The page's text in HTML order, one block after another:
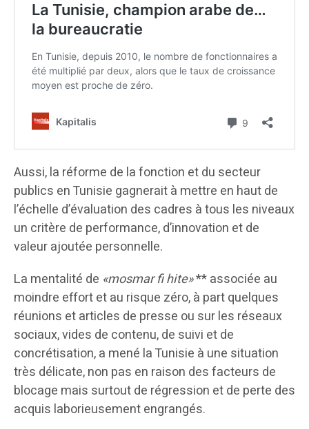
Aussi, la réforme de la fonction et du secteur
publics en Tunisie gagnerait à mettre en haut de
l’échelle d’évaluation des cadres à tous les niveaux
un critère de performance, d’innovation et de
valeur ajoutée personnelle.
La mentalité de «mosmar fi hite»** associée au
moindre effort et au risque zéro, à part quelques
réunions et articles de presse ou sur les réseaux
sociaux, vides de contenu, de suivi et de
concrétisation, a mené la Tunisie à une situation
très délicate, non pas en raison des facteurs de
blocage mais surtout de régression et de perte des
acquis laborieusement engrangés.